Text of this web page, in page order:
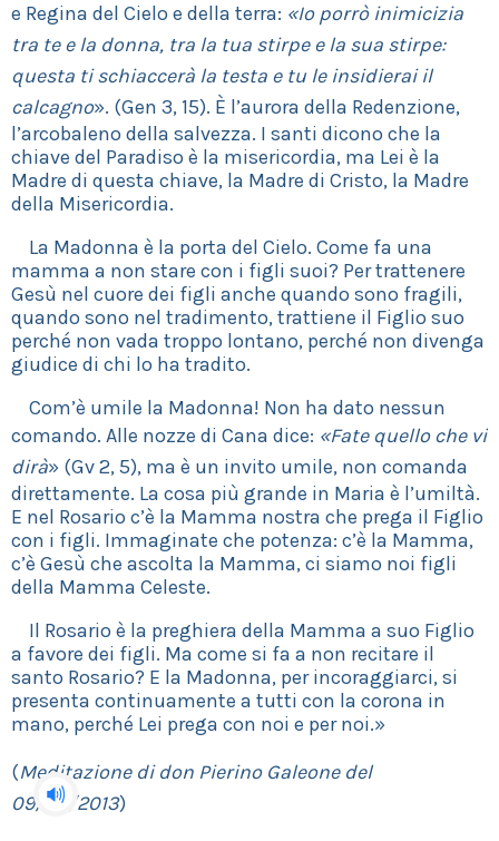
e Regina del Cielo e della terra: «Io porrò inimicizia
tra te e la donna, tra la tua stirpe e la sua stirpe:
questa ti schiaccerà la testa e tu le insidierai il
calcagno». (Gen 3, 15). È l’aurora della Redenzione,
l’arcobaleno della salvezza. I santi dicono che la
chiave del Paradiso è la misericordia, ma Lei è la
Madre di questa chiave, la Madre di Cristo, la Madre
della Misericordia.
La Madonna è la porta del Cielo. Come fa una
mamma a non stare con i figli suoi? Per trattenere
Gesù nel cuore dei figli anche quando sono fragili,
quando sono nel tradimento, trattiene il Figlio suo
perché non vada troppo lontano, perché non divenga
giudice di chi lo ha tradito.
Com’è umile la Madonna! Non ha dato nessun
comando. Alle nozze di Cana dice: «Fate quello che vi
dirà» (Gv 2, 5), ma è un invito umile, non comanda
direttamente. La cosa più grande in Maria è l’umiltà.
E nel Rosario c’è la Mamma nostra che prega il Figlio
con i figli. Immaginate che potenza: c’è la Mamma,
c’è Gesù che ascolta la Mamma, ci siamo noi figli
della Mamma Celeste.
Il Rosario è la preghiera della Mamma a suo Figlio
a favore dei figli. Ma come si fa a non recitare il
santo Rosario? E la Madonna, per incoraggiarci, si
presenta continuamente a tutti con la corona in
mano, perché Lei prega con noi e per noi.»
(Meditazione di don Pierino Galeone del
09/08/2013)